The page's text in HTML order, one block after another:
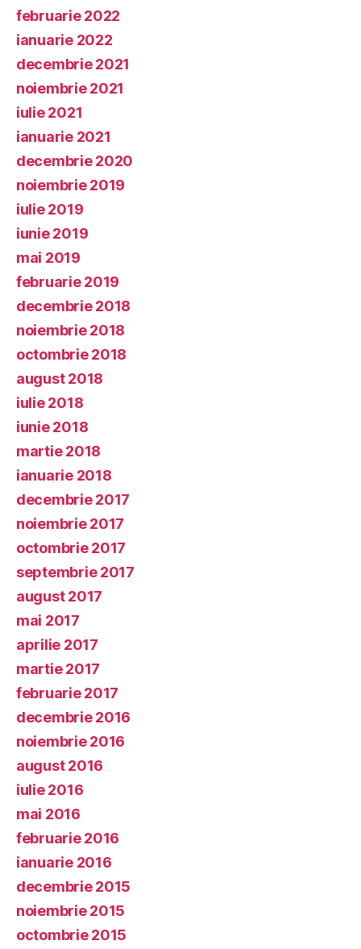
februarie 2022
ianuarie 2022
decembrie 2021
noiembrie 2021
iulie 2021
ianuarie 2021
decembrie 2020
noiembrie 2019
iulie 2019
iunie 2019
mai 2019
februarie 2019
decembrie 2018
noiembrie 2018
octombrie 2018
august 2018
iulie 2018
iunie 2018
martie 2018
ianuarie 2018
decembrie 2017
noiembrie 2017
octombrie 2017
septembrie 2017
august 2017
mai 2017
aprilie 2017
martie 2017
februarie 2017
decembrie 2016
noiembrie 2016
august 2016
iulie 2016
mai 2016
februarie 2016
ianuarie 2016
decembrie 2015
noiembrie 2015
octombrie 2015